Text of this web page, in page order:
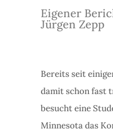
Eigener
Jürgen Zepp
Bereits seit
damit schon fast
besucht eine
Minnesota das